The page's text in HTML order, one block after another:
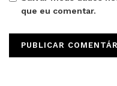
que eu comentar.